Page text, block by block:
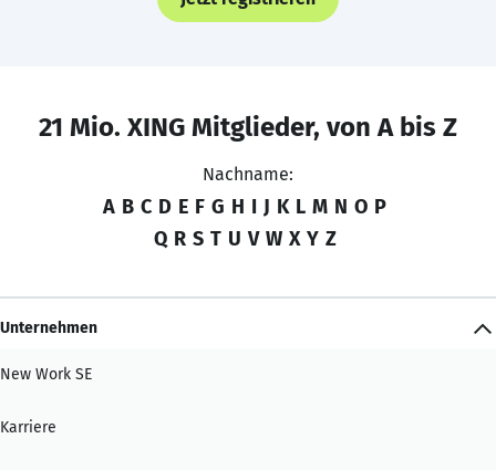
21 Mio. XING Mitglieder, von A bis Z
Nachname:
A B C D E F G H I J K L M N O P
Q R S T U V W X Y Z
Unternehmen
New Work SE
Karriere